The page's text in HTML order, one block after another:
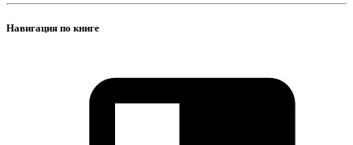
Навигация по книге